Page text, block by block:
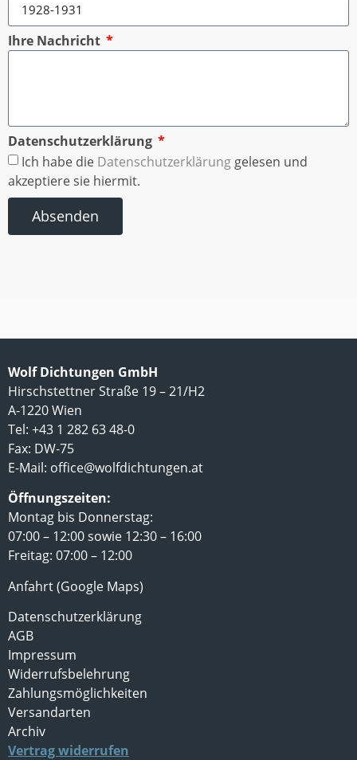
Ihre Nachricht
Datenschutzerklärung
Ich habe die Datenschutzerklärung gelesen und
akzeptiere sie hiermit.
Absenden
Wolf Dichtungen GmbH
Hirschstettner Straße 19 – 21/H2
A-1220 Wien
Tel: +43 1 282 63 48-0
Fax: DW-75
E-Mail: office@wolfdichtungen.at
Öffnungszeiten:
Montag bis Donnerstag:
07:00 – 12:00 sowie 12:30 – 16:00
Freitag: 07:00 – 12:00
Anfahrt (Google Maps)
Datenschutzerklärung
AGB
Impressum
Widerrufsbelehrung
Zahlungsmöglichkeiten
Versandarten
Archiv
Vertrag widerrufen